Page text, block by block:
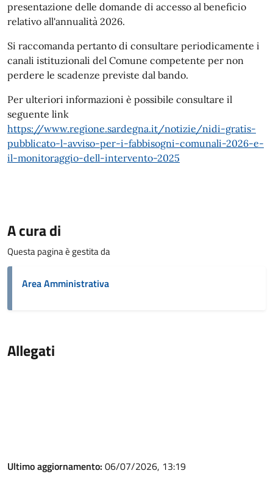
presentazione delle domande di accesso al beneficio
relativo all'annualità 2026.
Si raccomanda pertanto di consultare periodicamente i
canali istituzionali del Comune competente per non
perdere le scadenze previste dal bando.
Per ulteriori informazioni è possibile consultare il
seguente link
https://www.regione.sardegna.it/notizie/nidi-gratis-
pubblicato-l-avviso-per-i-fabbisogni-comunali-2026-e-
il-monitoraggio-dell-intervento-2025
A cura di
Questa pagina è gestita da
Area Amministrativa
Allegati
Ultimo aggiornamento: 06/07/2026, 13:19